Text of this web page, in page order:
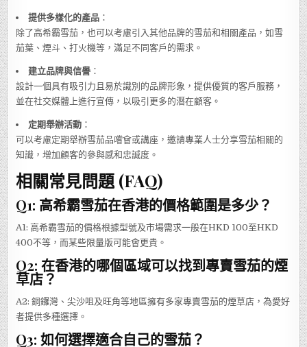
提供多樣化的產品 ：
除了高希霸雪茄，也可以考慮引入其他品牌的雪茄和相關產品，如雪
茄葉、煙斗、打火機等，滿足不同客戶的需求。
建立品牌與信譽 ：
設計一個具有吸引力且易於識別的品牌形象，提供優質的客戶服務，
並在社交媒體上進行宣傳，以吸引更多的潛在顧客。
定期舉辦活動 ：
可以考慮定期舉辦雪茄品嚐會或講座，邀請專業人士分享雪茄相關的
知識，增加顧客的參與感和忠誠度。
相關常見問題 (FAQ)
Q1: 高希霸雪茄在香港的價格範圍是多少？
A1: 高希霸雪茄的價格根據型號及市場需求一般在HKD 100至HKD
400不等，而某些限量版可能會更貴。
Q2: 在香港的哪個區域可以找到專賣雪茄的煙
草店？
A2: 銅鑼灣、尖沙咀及旺角等地區擁有多家專賣雪茄的煙草店，為愛好
者提供多種選擇。
Q3: 如何選擇適合自己的雪茄？